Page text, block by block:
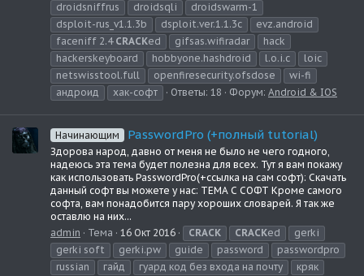
droidsniffrus
droidsqli
droidswarm-1
dsploit-rus_v1.1.3b
dsploit.ver.1.1.3c
evz.android
faceniff 2.4 CRACKed gifsas.wifiradar
hack
hackerskeyboard
hobbyone.hashdroid l.o.i.c
loic
netswisstool.full
openfiresecurity.ofsdose
wi-fi
андроид
хак-софт Ответы: 18 Форум: Android & IOS
Начинающим PasswordPro (+полный tutorial)
Здорова народ, давно от меня не было не чего годного,
надеюсь эта тема будет полезна для всех. Тут я вам покажу
как использовать PasswordPro(+ссылка на сам софт): Скачать
данный софт вы можете у нас: ТЕМА С СОФТ Кроме самого
софта, вам понадобится пару хороших словарей. Я так же
оставлю на них...
admin
Тема 16 Окт 2016 CRACK CRACKed
gerki
gerki soft
gerki.pw guide password
passwordpro
russian
гайд гуард код без входа на почту
кряк